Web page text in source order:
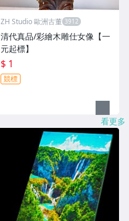
ZH Studio 歐洲古董
清代真品/彩繪木雕仕女像【一
元起標】
$ 1
競標
看更多